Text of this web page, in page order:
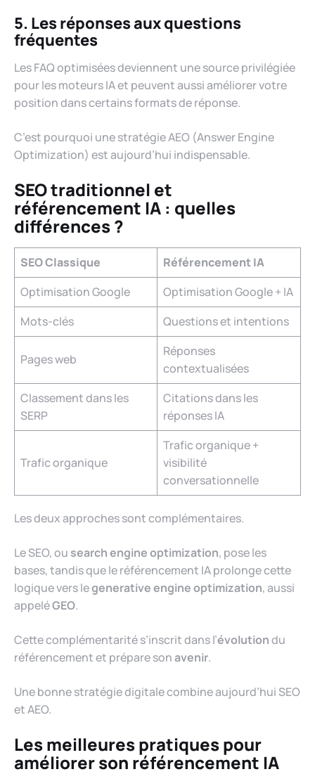
5. Les réponses aux questions
fréquentes
Les FAQ optimisées deviennent une source privilégiée
pour les moteurs IA et peuvent aussi améliorer votre
position dans certains formats de réponse.
C’est pourquoi une stratégie AEO (Answer Engine
Optimization) est aujourd’hui indispensable.
SEO traditionnel et
référencement IA : quelles
différences ?
SEO Classique
Référencement IA
Optimisation Google
Optimisation Google + IA
Mots-clés
Questions et intentions
Pages web
Réponses
contextualisées
Classement dans les
SERP
Citations dans les
réponses IA
Trafic organique
Trafic organique +
visibilité
conversationnelle
Les deux approches sont complémentaires.
Le SEO, ou search engine optimization, pose les
bases, tandis que le référencement IA prolonge cette
logique vers legenerative engine optimization, aussi
appeléGEO.
Cette complémentarité s’inscrit dans l’évolutiondu
référencement et prépare sonavenir.
Une bonne stratégie digitale combine aujourd’hui SEO
et AEO.
Les meilleures pratiques pour
améliorer son référencement IA